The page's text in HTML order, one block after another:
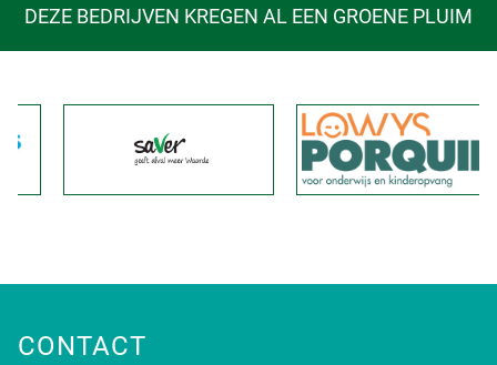
DEZE BEDRIJVEN KREGEN AL EEN GROENE PLUIM
CONTACT